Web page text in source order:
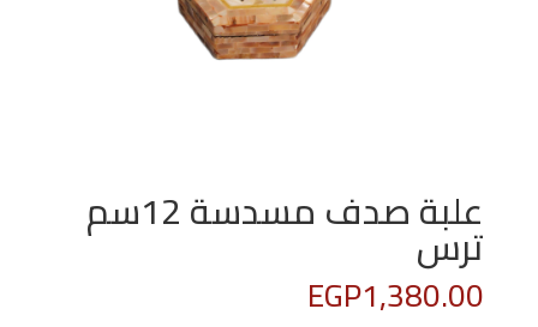
علبة صدف مسدسة 12سم
ترس
EGP1,380.00